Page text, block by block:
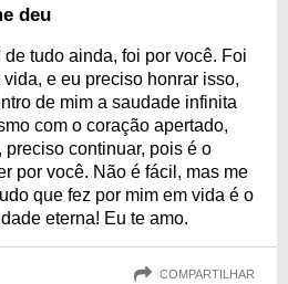
deu
tudo ainda, foi por você. Foi
e eu preciso honrar isso,
de mim a saudade infinita
com o coração apertado,
continuar, pois é o
por você. Não é fácil, mas me
que fez por mim em vida é o
eterna! Eu te amo.
COMPARTILHAR